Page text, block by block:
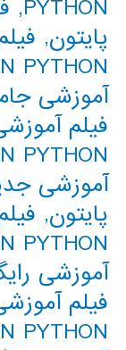
PYTHON
,
پایتون,
PYTHON
آموزشی
فیلم
PYTHON
آموزشی
پایتون,
PYTHON
آموزشی
فیلم
PYTHON